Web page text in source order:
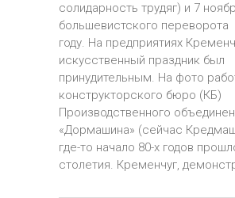
солидарность трудяг) и 7
большевистского переворота
году. На предприятиях
искусственный праздник был
принудительным. На фото
конструкторского бюро (КБ)
Производственного
«Дормашина» (сейчас
где-то начало 80-х годов
столетия. Кременчуг,